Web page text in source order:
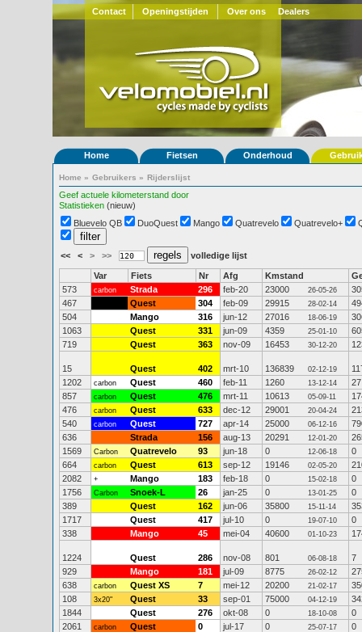
Contact Openingstijden Over ons Dealers
Home Fietsen Onderhoud
Home » Gebruikers » Rijderslijst
Geef actuele kilometerstand door
Statistieken (nieuw)
Bluevelo QB
DuoQuest Mango Quatrevelo Quatrevelo+
<< < > >> volledige lijst
Var Fiets Nr Afg Kmstand
573
carbon Strada 296 feb-20 23000 26-05-26
467
Quest 304 feb-09 29915 28-02-14
504
Mango 316 jun-12 27016 18-06-19
1063
Quest 331 jun-09 4359 25-01-10
719
Quest 363 nov-09 16453 30-12-20
15 Quest 402 mrt-10 136839 02-12-19
1202
carbon Quest 460 feb-11 1260 13-12-14
27
857
carbon Quest 476 mrt-11 10613 05-09-11
476
carbon Quest 633 dec-12 29001 20-04-24
540
carbon Quest 727 apr-14 25000 06-12-16
636
Strada 156 aug-13 20291 12-01-20
1569
Carbon Quatrevelo 93 jun-18 0 12-06-18
0
664
carbon Quest 613 sep-12 19146 02-05-20
2082
+ Mango 183 feb-18 0 15-02-18
0
1756
Carbon Snoek-L 26 jan-25 0 13-01-25
0
389
Quest 162 jun-06 35800 15-11-14
1717
Quest 417 jul-10 0 19-07-10
0
338
Mango 45 mei-04 40600 01-10-23
1224 Quest 286 nov-08 801 06-08-18
7
929
Mango 181 jul-09 8775 26-02-12
638
carbon Quest XS 7 mei-12 20200 21-02-17
108
3x20" Quest 33 sep-01 75000 04-12-19
1844
Quest 276 okt-08 0 18-10-08
0
2061
carbon Quest 0 jul-17 0 25-07-17
0